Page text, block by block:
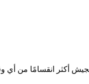
موحدًا، بات الجيش